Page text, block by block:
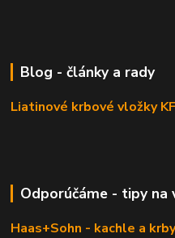
Blog - články a rady
Liatinové krbové vložky
Odporúčáme - tipy na
Haas+Sohn - kachle a